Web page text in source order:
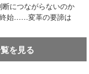
断につながらないのか
終始……変革の要諦は
を見る